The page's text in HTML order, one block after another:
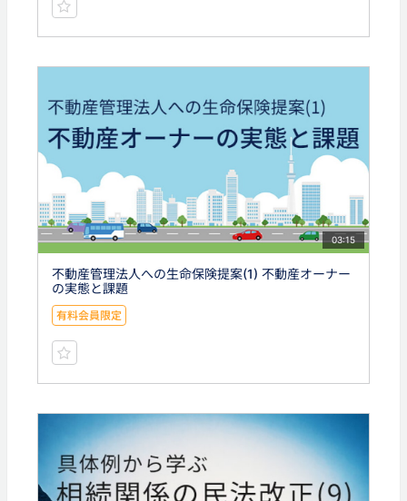
03:15
不動産管理法人への生命保険提案(1) 不動産オーナー
の実態と課題
有料会員限定